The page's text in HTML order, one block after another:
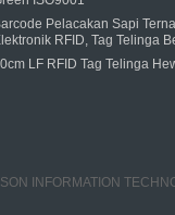
Pelacakan Sapi
RFID, Tag Telinga
LF RFID Tag Telinga
INFORMATION